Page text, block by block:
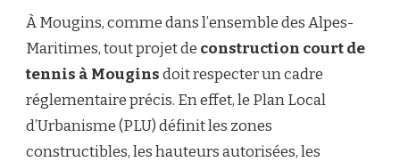
MOUGINS
DES
RAISONS
?
À Mougins, comme dans l’ensemble des Alpes-
Maritimes, tout projet de construction court de
tennis à Mouginsdoit respecter un cadre
réglementaire précis. En effet, le Plan Local
d’Urbanisme (PLU) définit les zones
constructibles, les hauteurs autorisées, les